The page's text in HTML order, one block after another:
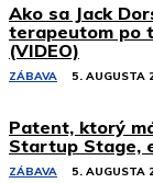
Ako sa Jack
terapeutom po
(VIDEO)
ZÁBAVA 5. AUGUSTA
Patent, ktorý
Startup Stage,
ZÁBAVA 5. AUGUSTA